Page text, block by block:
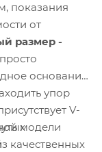
показания
от
размер -
основание
упор
V-
качественных
модели